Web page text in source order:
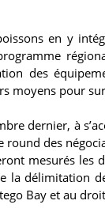
en y
des
moyens pour
dernier, à
round des
mesurés les
délimitation
Bay et au